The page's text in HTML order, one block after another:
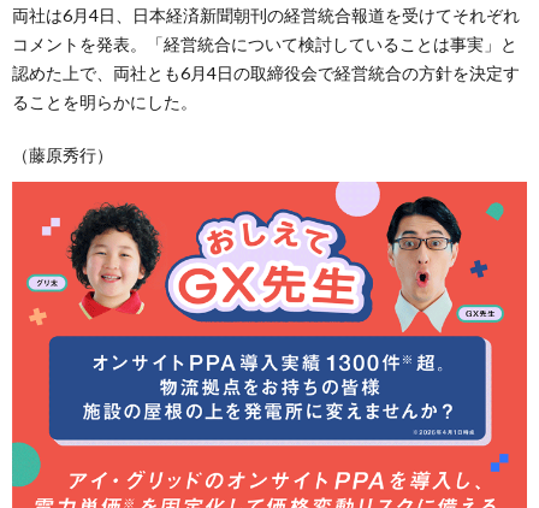
両社は6月4日、日本経済新聞朝刊の経営統合報道を受けてそれぞれ
コメントを発表。「経営統合について検討していることは事実」と
認めた上で、両社とも6月4日の取締役会で経営統合の方針を決定す
ることを明らかにした。
（藤原秀行）